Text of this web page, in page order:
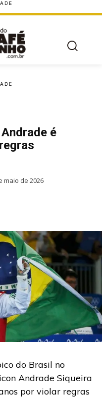
é
maio de 2026
do Brasil no
Andrade Siqueira
por violar regras